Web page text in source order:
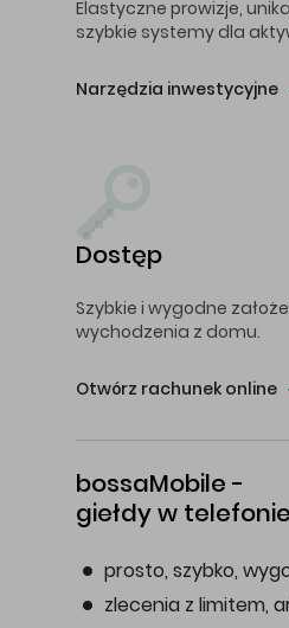
Elastyczne prowizje,
szybkie systemy dla
Narzędzia inwestycyjne
Dostęp
Szybkie i wygodne
wychodzenia z domu.
Otwórz rachunek online
bossaMobile -
giełdy w telefonie
prosto, szybko,
zlecenia z limitem,